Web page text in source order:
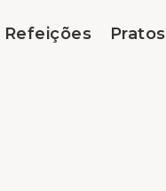
Refeições Pratos